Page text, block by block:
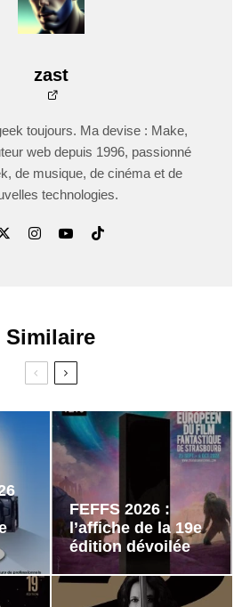
zast
toujours. Ma devise : Make,
web depuis 1996, passionné
de musique, de cinéma et de
technologies.
Similaire
FEFFS 2026 :
l’affiche de la 19e
édition dévoilée